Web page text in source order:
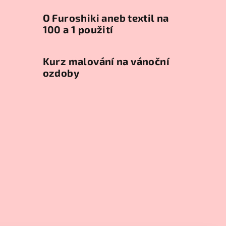
O Furoshiki aneb textil na
100 a 1 použití
Kurz malování na vánoční
ozdoby